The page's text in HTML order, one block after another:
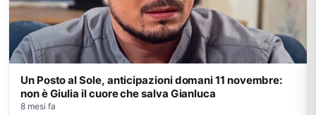
Un Posto al Sole, anticipazioni domani 11 novembre:
non è Giulia il cuore che salva Gianluca
8 mesi fa